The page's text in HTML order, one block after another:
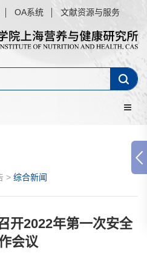
OA系统 文献资源与服务
> 综合新闻
开2022年第一次安全
会议